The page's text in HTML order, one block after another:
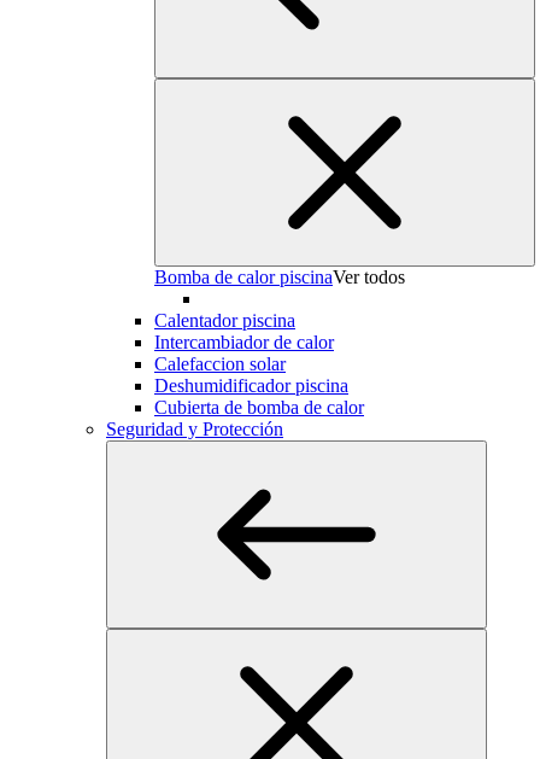
Bomba de calor piscinaVer todos
Calentador piscina
Intercambiador de calor
Calefaccion solar
Deshumidificador piscina
Cubierta de bomba de calor
Seguridad y Protección